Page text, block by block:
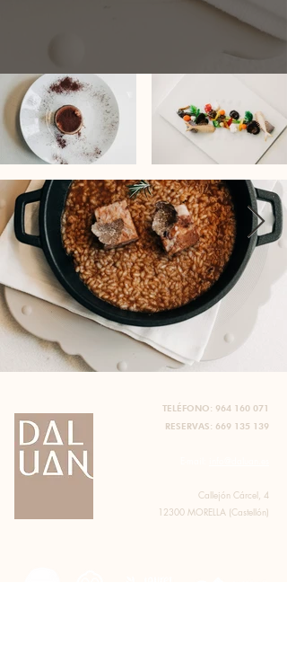
TELÉFONO: 964 160 071
RESERVAS: 669 135 139
Callejón Cárcel, 4
12300 MORELLA (Castellón)